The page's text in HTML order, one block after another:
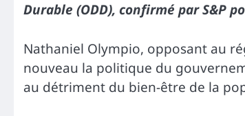
Durable (ODD), confirmé par S&P
Nathaniel Olympio, opposant au
nouveau la politique du
au détriment du bien-être de la